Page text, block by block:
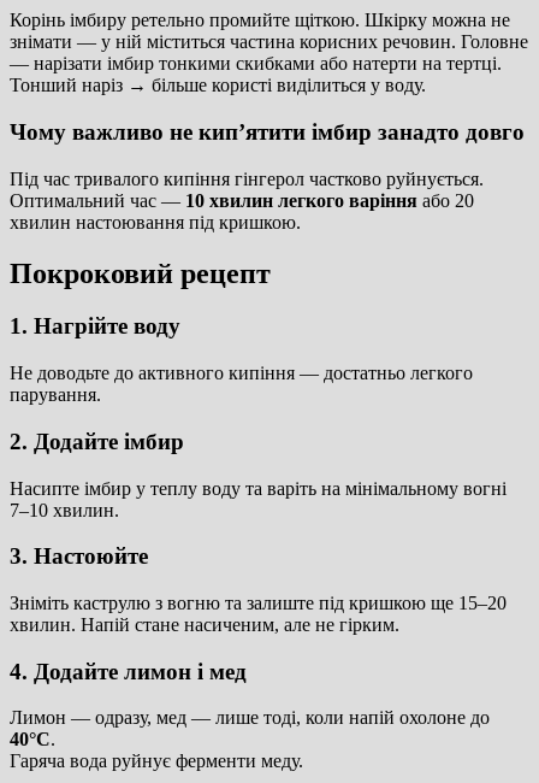
Корінь імбиру ретельно промийте щіткою. Шкірку можна не
знімати — у ній міститься частина корисних речовин. Головне
— нарізати імбир тонкими скибками або натерти на тертці.
Тонший наріз → більше користі виділиться у воду.
Чому важливо не кип’ятити імбир занадто довго
Під час тривалого кипіння гінгерол частково руйнується.
Оптимальний час — 10 хвилин легкого варіння або 20
хвилин настоювання під кришкою.
Покроковий рецепт
1. Нагрійте воду
Не доводьте до активного кипіння — достатньо легкого
парування.
2. Додайте імбир
Насипте імбир у теплу воду та варіть на мінімальному вогні
7–10 хвилин.
3. Настоюйте
Зніміть каструлю з вогню та залиште під кришкою ще 15–20
хвилин. Напій стане насиченим, але не гірким.
4. Додайте лимон і мед
Лимон — одразу, мед — лише тоді, коли напій охолоне до
40°C.
Гаряча вода руйнує ферменти меду.